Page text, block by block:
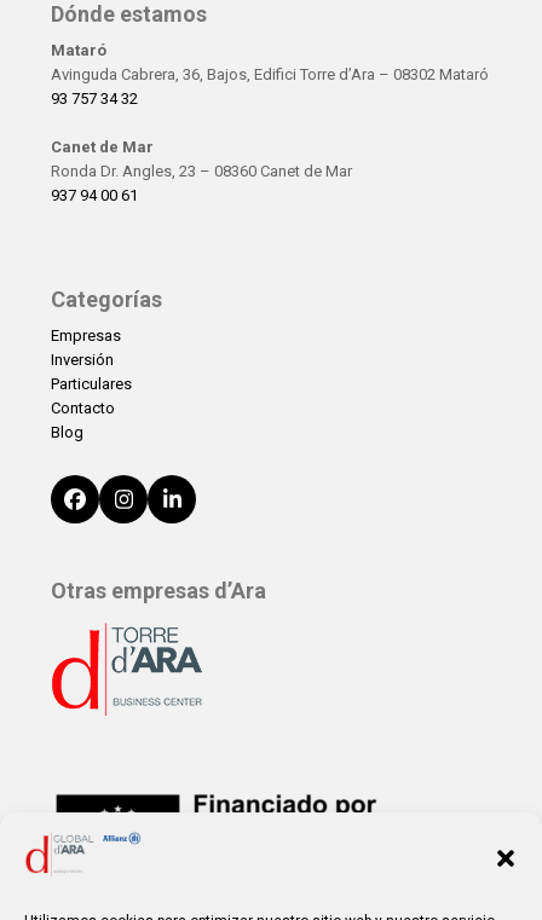
Dónde estamos
Mataró
Avinguda Cabrera, 36, Bajos, Edifici Torre d’Ara – 08302 Mataró
93 757 34 32
Canet de Mar
Ronda Dr. Angles, 23 – 08360 Canet de Mar
937 94 00 61
Categorías
Empresas
Inversión
Particulares
Contacto
Blog
FacebookInstagram
LinkedIn
Otras empresas d’Ara
Financiado por la Unión Europea – NextGenerationEU